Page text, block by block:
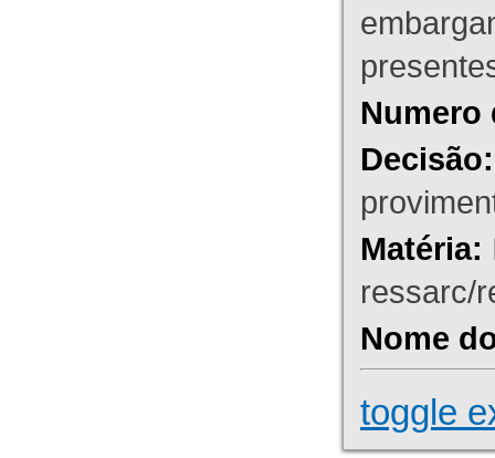
Numero
Decisão:
Matéria:
ressarc/
Nome
toggle